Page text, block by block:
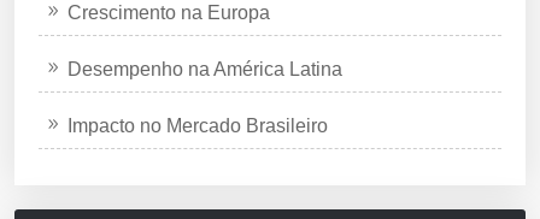
Crescimento na Europa
Desempenho na América Latina
Impacto no Mercado Brasileiro